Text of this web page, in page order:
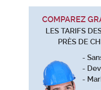
COMPAREZ
LES TARIFS
PRÈS DE
-
-
-